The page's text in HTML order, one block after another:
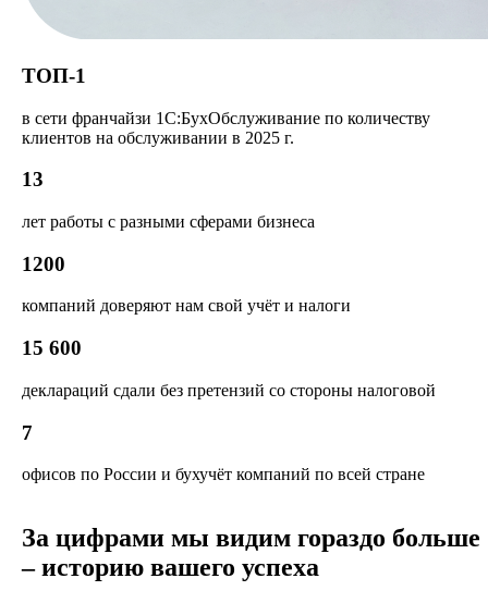
ТОП-1
в сети франчайзи 1С:БухОбслуживание по количеству
клиентов на обслуживании в 2025 г.
13
лет работы с разными сферами бизнеса
1200
компаний доверяют нам свой учёт и налоги
15 600
деклараций сдали без претензий со стороны налоговой
7
офисов по России и бухучёт компаний по всей стране
За цифрами мы видим гораздо больше
– историю вашего успеха